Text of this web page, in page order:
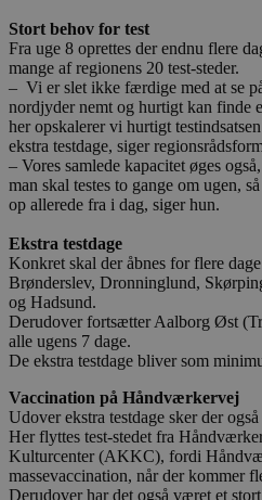
Stort behov for test
Fra uge 8 oprettes der endnu flere
mange af regionens 20 test-steder.
– Vi er slet ikke færdige med at se
nordjyder nemt og hurtigt kan finde
her opskalerer vi hurtigt
ekstra testdage, siger
– Vores samlede kapacitet øges
man skal testes to gange om ugen,
op allerede fra i dag, siger hun.
Ekstra testdage
Konkret skal der åbnes for flere
Brønderslev, Dronninglund,
og Hadsund.
Derudover fortsætter Aalborg Øst
alle ugens 7 dage.
De ekstra testdage bliver som
Vaccination på Håndværkervej
Udover ekstra testdage sker der
Her flyttes test-stedet fra
Kulturcenter (AKKC), fordi
massevaccination, når der kommer
Derudover har det også været et